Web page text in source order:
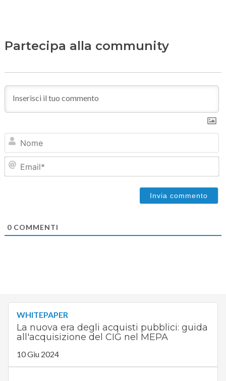
Partecipa alla community
0COMMENTI
WHITEPAPER
La nuova era degli acquisti pubblici: guida
all'acquisizione del CIG nel MEPA
10 Giu 2024